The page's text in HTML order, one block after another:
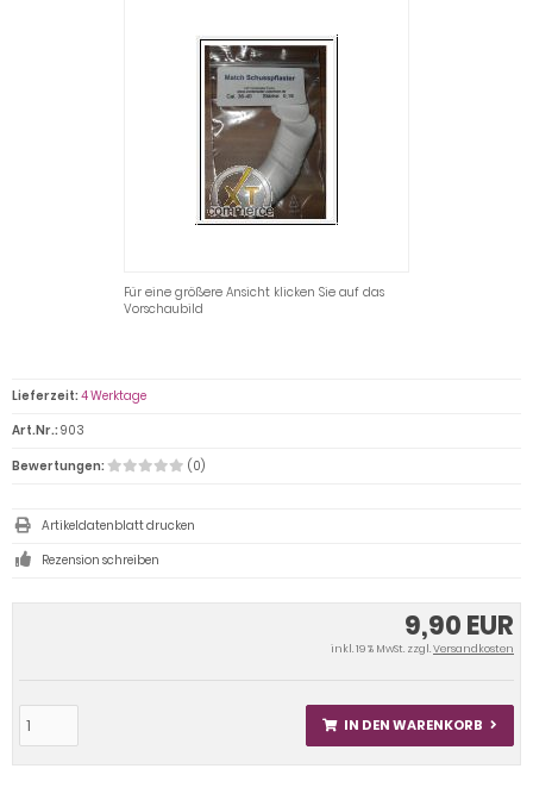
Für eine größere Ansicht klicken Sie auf das
Vorschaubild
9,90 EUR
inkl. 19 % MwSt. zzgl.Versandkosten
IN DEN WARENKORB
Lieferzeit: 4 Werktage
Art.Nr.: 903
Bewertungen:
(0)
Artikeldatenblatt drucken
Rezension schreiben